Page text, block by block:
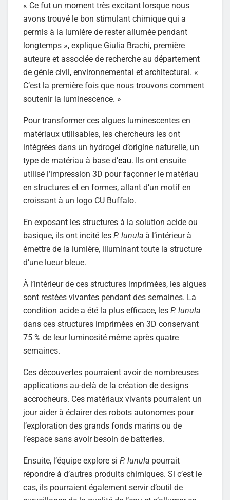
« Ce fut un moment très excitant lorsque nous
avons trouvé le bon stimulant chimique qui a
permis à la lumière de rester allumée pendant
longtemps », explique Giulia Brachi, première
auteure et associée de recherche au département
de génie civil, environnemental et architectural. «
C’est la première fois que nous trouvons comment
soutenir la luminescence. »
Pour transformer ces algues luminescentes en
matériaux utilisables, les chercheurs les ont
intégrées dans un hydrogel d’origine naturelle, un
type de matériau à base d’eau. Ils ont ensuite
utilisé l’impression 3D pour façonner le matériau
en structures et en formes, allant d’un motif en
croissant à un logo CU Buffalo.
En exposant les structures à la solution acide ou
basique, ils ont incité les P. lunula à l’intérieur à
émettre de la lumière, illuminant toute la structure
d’une lueur bleue.
À l’intérieur de ces structures imprimées, les algues
sont restées vivantes pendant des semaines. La
condition acide a été la plus efficace, les P. lunula
dans ces structures imprimées en 3D conservant
75 % de leur luminosité même après quatre
semaines.
Ces découvertes pourraient avoir de nombreuses
applications au-delà de la création de designs
accrocheurs. Ces matériaux vivants pourraient un
jour aider à éclairer des robots autonomes pour
l’exploration des grands fonds marins ou de
l’espace sans avoir besoin de batteries.
Ensuite, l’équipe explore si P. lunula pourrait
répondre à d’autres produits chimiques. Si c’est le
cas, ils pourraient également servir d’outil de